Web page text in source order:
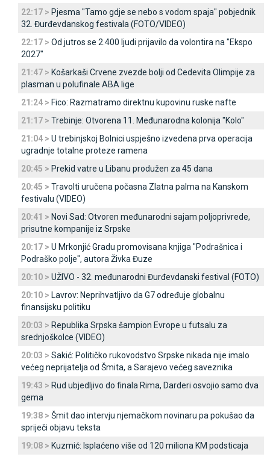
22:17 > Pjesma "Tamo gdje se nebo s vodom spaja" pobjednik
32. Đurđevdanskog festivala (FOTO/VIDEO)
22:17 > Od jutros se 2.400 ljudi prijavilo da volontira na "Ekspo
2027"
21:47 > Košarkaši Crvene zvezde bolji od Cedevita Olimpije za
plasman u polufinale ABA lige
21:24 > Fico: Razmatramo direktnu kupovinu ruske nafte
21:17 > Trebinje: Otvorena 11. Međunarodna kolonija "Kolo"
21:04 > U trebinjskoj Bolnici uspješno izvedena prva operacija
ugradnje totalne proteze ramena
20:45 > Prekid vatre u Libanu produžen za 45 dana
20:45 > Travolti uručena počasna Zlatna palma na Kanskom
festivalu (VIDEO)
20:41 > Novi Sad: Otvoren međunarodni sajam poljoprivrede,
prisutne kompanije iz Srpske
20:17 > U Mrkonjić Gradu promovisana knjiga "Podrašnica i
Podraško polje", autora Živka Đuze
20:10 > UŽIVO - 32. međunarodni Đurđevdanski festival (FOTO)
20:10 > Lavrov: Neprihvatljivo da G7 određuje globalnu
finansijsku politiku
20:03 > Republika Srpska šampion Evrope u futsalu za
srednjoškolce (VIDEO)
20:03 > Sakić: Političko rukovodstvo Srpske nikada nije imalo
većeg neprijatelja od Šmita, a Sarajevo većeg saveznika
19:43 > Rud ubjedljivo do finala Rima, Darderi osvojio samo dva
gema
19:38 > Šmit dao intervju njemačkom novinaru pa pokušao da
spriječi objavu teksta
19:08 > Kuzmić: Isplaćeno više od 120 miliona KM podsticaja